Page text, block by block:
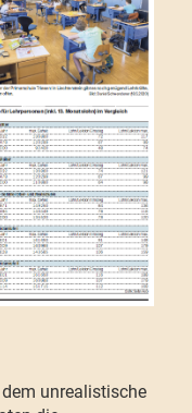
unrealistische